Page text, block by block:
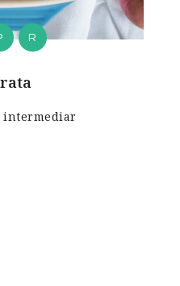
R
intermediar